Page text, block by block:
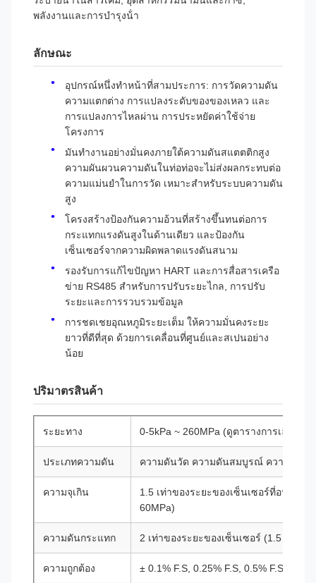
พลังงานและการบํารุงน้ํา
ลักษณะ
อุปกรณ์หนึ่งทําหน้าที่สามประการ: การวัดความดัน
ความแตกต่าง การแปลงระดับของของเหลว และ
การแปลงการไหลผ่าน การประหยัดค่าใช้จ่าย
โครงการ
มันทํางานอย่างมั่นคงภายใต้ความดันสแตตติกสูง
ความผันผวนความดันในท่อท่อจะไม่ส่งผลกระทบต่อ
ความแม่นยําในการวัด เหมาะสําหรับระบบความดัน
สูง
โครงสร้างป้องกันความอ้วนที่สร้างขึ้นทนต่อการ
กระแทกแรงดันสูงในด้านเดียว และป้องกัน
เซ็นเซอร์จากความผิดพลาดแรงดันสนาม
รองรับการแก้ไขปัญหา HART และการสื่อสารเครือ
ข่าย RS485 สําหรับการปรับระยะไกล, การปรับ
ระยะและการรวบรวมข้อมูล
การชดเชยอุณหภูมิระยะเต็ม ให้ความมั่นคงระยะ
ยาวที่ดีที่สุด ด้วยการเคลื่อนที่ศูนย์และสเปนอย่าง
น้อย
ปริมาตรสินค้า
ระยะทาง 0-5kPa ~ 260MPa (ดูตารางการเลือกรา
ประเภทความดัน ความดันวัด ความดันสมบูรณ์ ความดันลบ
ความจุเกิน
1.5 เท่าของระยะของเซ็นเซอร์ที่อนุญาต
60MPa)
ความดันกระแทก 2 เท่าของระยะของเซ็นเซอร์ (1.5 เท่าสํ
ความถูกต้อง ± 0.1% F.S, 0.25% F.S, 0.5% F.S (ไม่จํา